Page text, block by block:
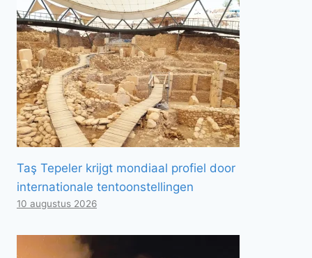
Taş Tepeler krijgt mondiaal profiel door
internationale tentoonstellingen
10 augustus 2026